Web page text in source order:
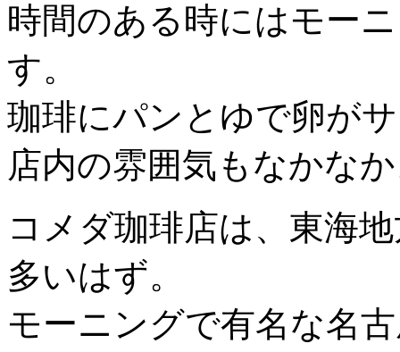
時間のある時にはモー
す。
珈琲にパンとゆで卵が
店内の雰囲気もなかな
コメダ珈琲店は、東海
多いはず。
モーニングで有名な名